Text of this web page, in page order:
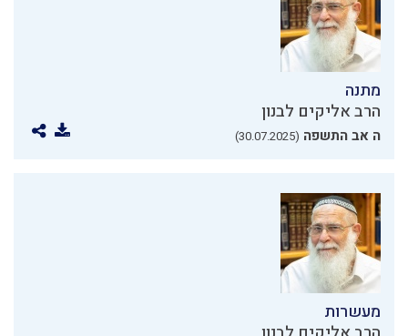
מתנה
הרב אליקים לבנון
ה אב התשפה (30.07.2025)
מעשרות